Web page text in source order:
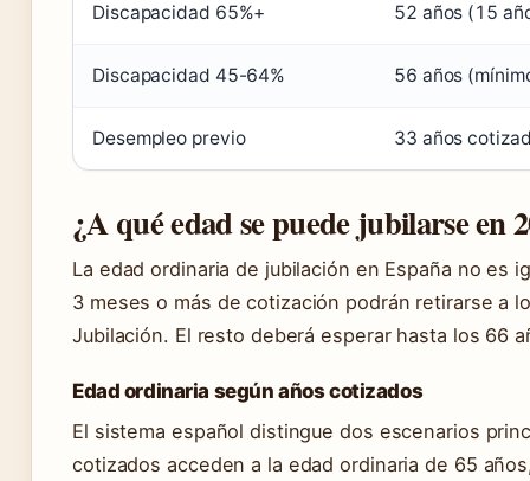
Discapacidad 65%+ 52 años (15
Discapacidad 45-64% 56 años
Desempleo previo 33 años
¿A qué edad se puede jubilarse en
La edad ordinaria de jubilación en España no es
3 meses o más de cotización podrán retirarse a
Jubilación. El resto deberá esperar hasta los 66
Edad ordinaria según años cotizados
El sistema español distingue dos escenarios
cotizados acceden a la edad ordinaria de 65